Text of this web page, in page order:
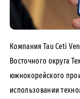
Компания Tau Ceti
Восточного округа
южнокорейского
использовании